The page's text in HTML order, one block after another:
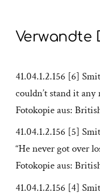
Verwandte
41.04.1.2.156 [6]
couldn’t stand it
Fotokopie aus:
41.04.1.2.156 [5]
“He never got over
Fotokopie aus:
41.04.1.2.156 [4]